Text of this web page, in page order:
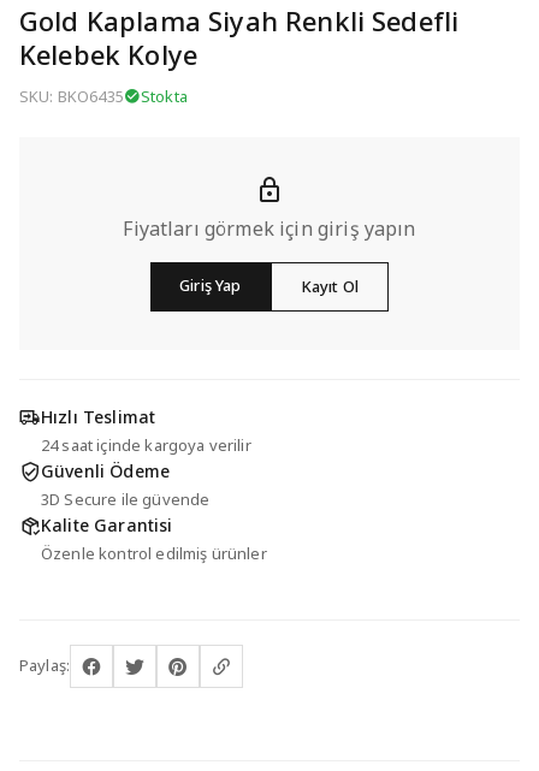
Gold Kaplama Siyah Renkli Sedefli
Kelebek Kolye
SKU: BKO6435 Stokta
Fiyatları görmek için giriş yapın
Giriş Yap Kayıt Ol
Hızlı Teslimat
24 saat içinde kargoya verilir
Güvenli Ödeme
3D Secure ile güvende
Kalite Garantisi
Özenle kontrol edilmiş ürünler
Paylaş: